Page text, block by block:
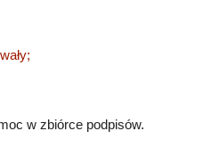
w zbiórce podpisów.